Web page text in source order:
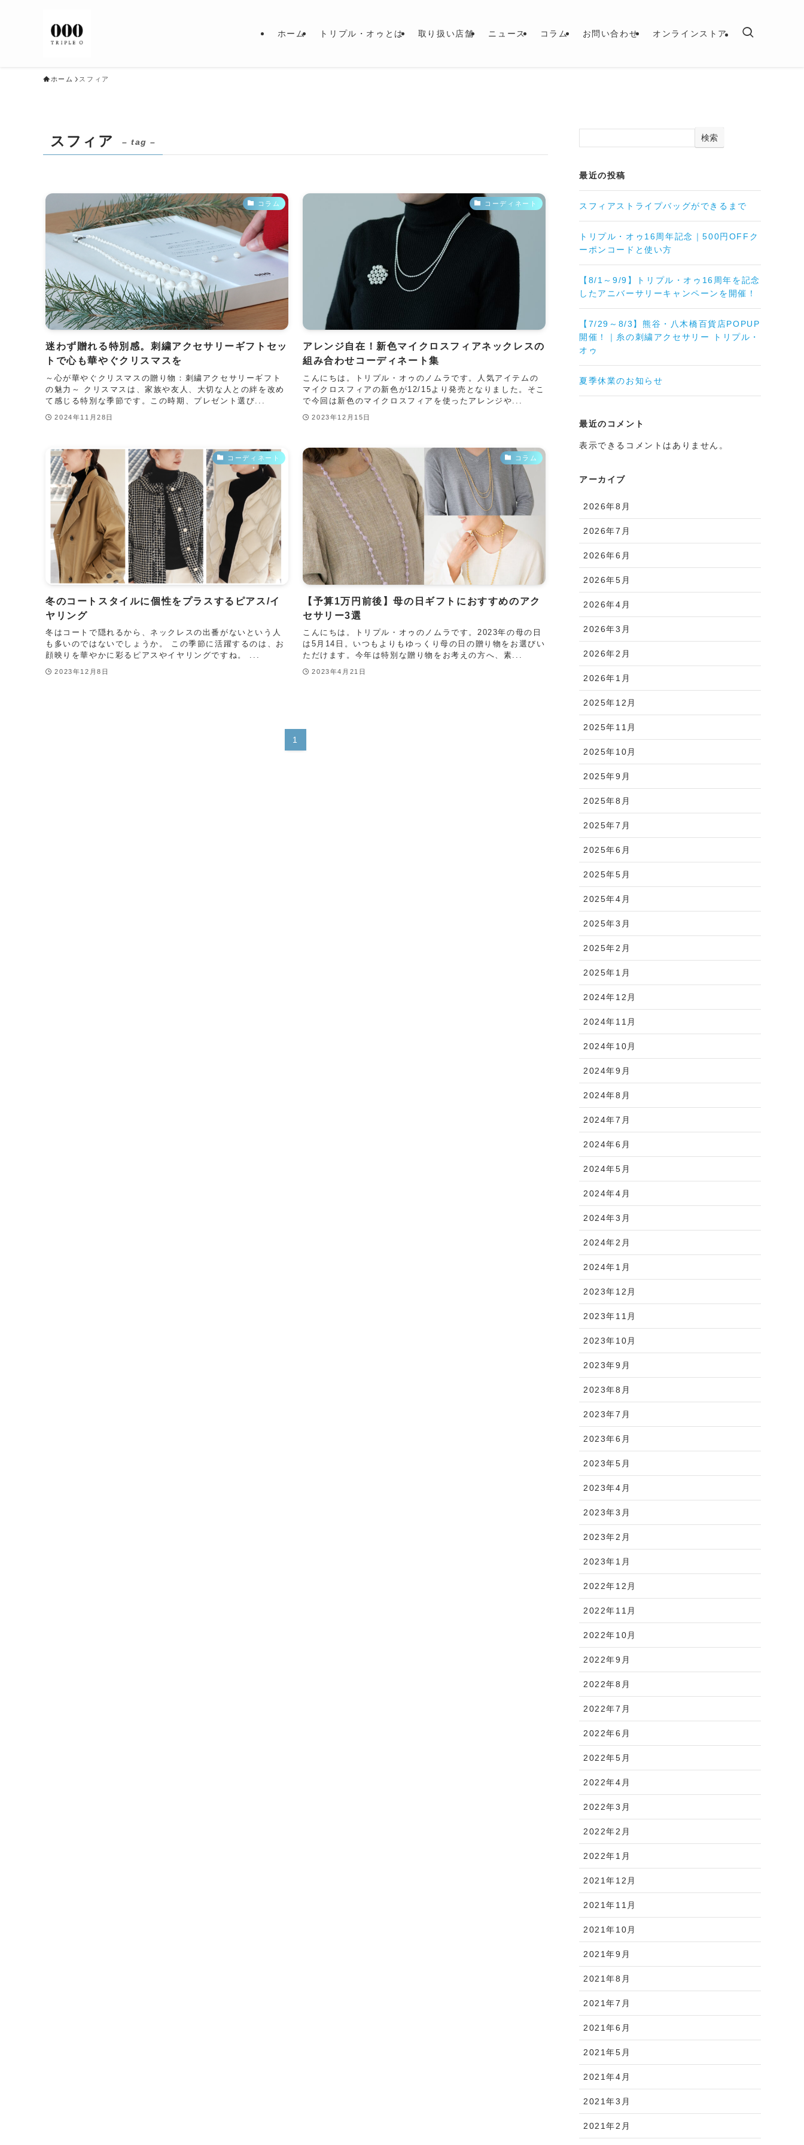
ホーム トリプル・オゥとは 取り扱い店舗 ニュース コラム お問い合わせ オンラインストア
ホーム スフィア
スフィア – tag –
コラム
迷わず贈れる特別感。刺繍アクセサリーギフトセッ
トで心も華やぐクリスマスを
～心が華やぐクリスマスの贈り物：刺繍アクセサリーギフト
の魅力～ クリスマスは、家族や友人、大切な人との絆を改め
て感じる特別な季節です。この時期、プレゼント選び...
2024年11月28日
コーディネート
アレンジ自在！新色マイクロスフィアネックレスの
組み合わせコーディネート集
こんにちは。トリプル・オゥのノムラです。人気アイテムの
マイクロスフィアの新色が12/15より発売となりました。そこ
で今回は新色のマイクロスフィアを使ったアレンジや...
2023年12月15日
コーディネート
冬のコートスタイルに個性をプラスするピアス/イ
ヤリング
冬はコートで隠れるから、ネックレスの出番がないという人
も多いのではないでしょうか。 この季節に活躍するのは、お
顔映りを華やかに彩るピアスやイヤリングですね。 ...
2023年12月8日
コラム
【予算1万円前後】母の日ギフトにおすすめのアク
セサリー3選
こんにちは。トリプル・オゥのノムラです。2023年の母の日
は5月14日。いつもよりもゆっくり母の日の贈り物をお選びい
ただけます。今年は特別な贈り物をお考えの方へ、素...
2023年4月21日
1
検索
最近の投稿
スフィアストライプバッグができるまで
トリプル・オゥ16周年記念｜500円OFFク
ーポンコードと使い方
【8/1～9/9】トリプル・オゥ16周年を記念
したアニバーサリーキャンペーンを開催！
【7/29～8/3】熊谷・八木橋百貨店POPUP
開催！｜糸の刺繍アクセサリー トリプル・
オゥ
夏季休業のお知らせ
最近のコメント
表示できるコメントはありません。
アーカイブ
2026年8月
2026年7月
2026年6月
2026年5月
2026年4月
2026年3月
2026年2月
2026年1月
2025年12月
2025年11月
2025年10月
2025年9月
2025年8月
2025年7月
2025年6月
2025年5月
2025年4月
2025年3月
2025年2月
2025年1月
2024年12月
2024年11月
2024年10月
2024年9月
2024年8月
2024年7月
2024年6月
2024年5月
2024年4月
2024年3月
2024年2月
2024年1月
2023年12月
2023年11月
2023年10月
2023年9月
2023年8月
2023年7月
2023年6月
2023年5月
2023年4月
2023年3月
2023年2月
2023年1月
2022年12月
2022年11月
2022年10月
2022年9月
2022年8月
2022年7月
2022年6月
2022年5月
2022年4月
2022年3月
2022年2月
2022年1月
2021年12月
2021年11月
2021年10月
2021年9月
2021年8月
2021年7月
2021年6月
2021年5月
2021年4月
2021年3月
2021年2月